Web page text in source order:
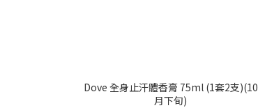
Dove 全身止汗體香膏 75ml (1套2支)(10
月下旬)